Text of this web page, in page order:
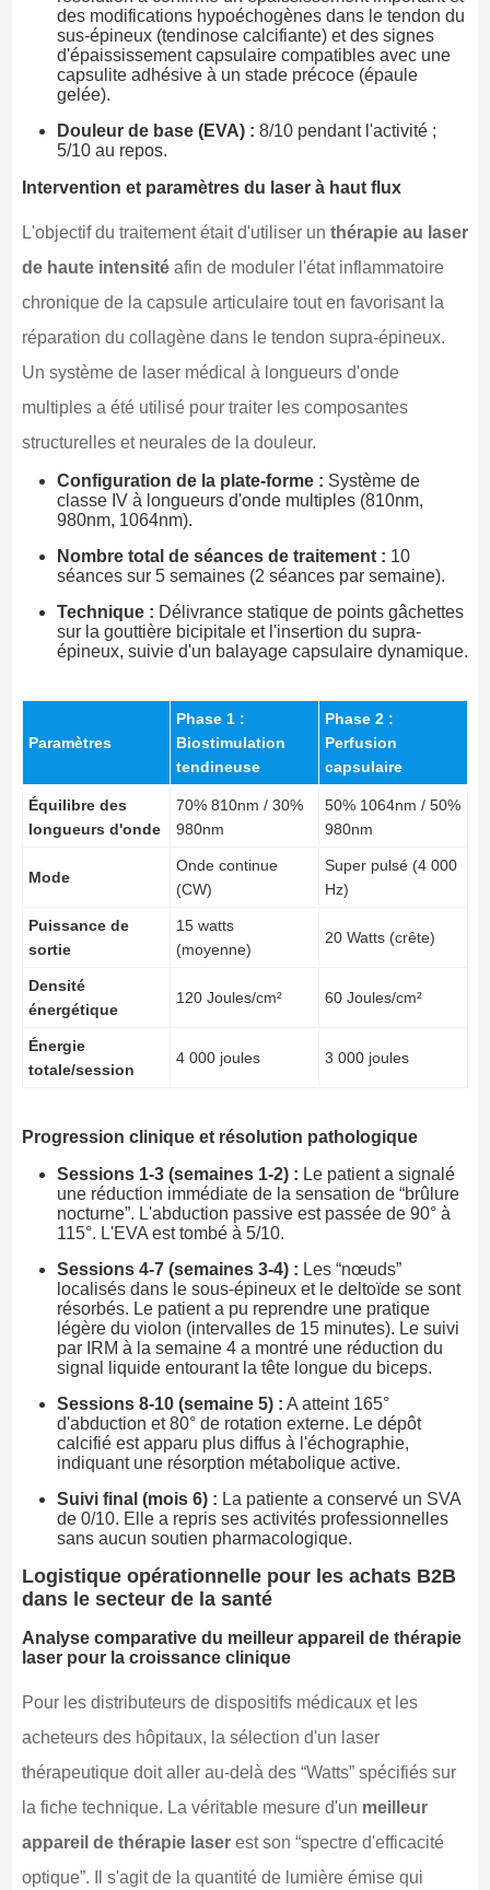
des modifications hypoéchogènes dans le tendon du
sus-épineux (tendinose calcifiante) et des signes
d'épaississement capsulaire compatibles avec une
capsulite adhésive à un stade précoce (épaule
gelée).
Douleur de base (EVA) : 8/10 pendant l'activité ;
5/10 au repos.
Intervention et paramètres du laser à haut flux
L'objectif du traitement était d'utiliser un thérapie au laser
de haute intensitéafin de moduler l'état inflammatoire
chronique de la capsule articulaire tout en favorisant la
réparation du collagène dans le tendon supra-épineux.
Un système de laser médical à longueurs d'onde
multiples a été utilisé pour traiter les composantes
structurelles et neurales de la douleur.
Configuration de la plate-forme : Système de
classe IV à longueurs d'onde multiples (810nm,
980nm, 1064nm).
Nombre total de séances de traitement : 10
séances sur 5 semaines (2 séances par semaine).
Technique : Délivrance statique de points gâchettes
sur la gouttière bicipitale et l'insertion du supra-
épineux, suivie d'un balayage capsulaire dynamique.
Paramètres
Phase 1 :
Biostimulation
tendineuse
Phase 2 :
Perfusion
capsulaire
Équilibre des
longueurs d'onde
70% 810nm / 30%
980nm
50% 1064nm / 50%
980nm
Mode
Onde continue
(CW)
Super pulsé (4 000
Hz)
Puissance de
sortie
15 watts
(moyenne)
20 Watts (crête)
Densité
énergétique
120 Joules/cm² 60 Joules/cm²
Énergie
totale/session
4 000 joules 3 000 joules
Progression clinique et résolution pathologique
Sessions 1-3 (semaines 1-2) : Le patient a signalé
une réduction immédiate de la sensation de “brûlure
nocturne”. L'abduction passive est passée de 90° à
115°. L'EVA est tombé à 5/10.
Sessions 4-7 (semaines 3-4) : Les “nœuds”
localisés dans le sous-épineux et le deltoïde se sont
résorbés. Le patient a pu reprendre une pratique
légère du violon (intervalles de 15 minutes). Le suivi
par IRM à la semaine 4 a montré une réduction du
signal liquide entourant la tête longue du biceps.
Sessions 8-10 (semaine 5) : A atteint 165°
d'abduction et 80° de rotation externe. Le dépôt
calcifié est apparu plus diffus à l'échographie,
indiquant une résorption métabolique active.
Suivi final (mois 6) : La patiente a conservé un SVA
de 0/10. Elle a repris ses activités professionnelles
sans aucun soutien pharmacologique.
Logistique opérationnelle pour les achats B2B
dans le secteur de la santé
Analyse comparative du meilleur appareil de thérapie
laser pour la croissance clinique
Pour les distributeurs de dispositifs médicaux et les
acheteurs des hôpitaux, la sélection d'un laser
thérapeutique doit aller au-delà des “Watts” spécifiés sur
la fiche technique. La véritable mesure d'un meilleur
appareil de thérapie laserest son “spectre d'efficacité
optique”. Il s'agit de la quantité de lumière émise qui